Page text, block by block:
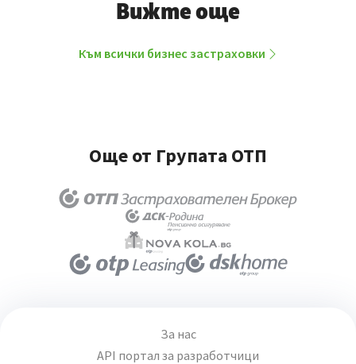
Вижте още
Към всички бизнес застраховки
Още от Групата ОТП
За нас
API портал за разработчици